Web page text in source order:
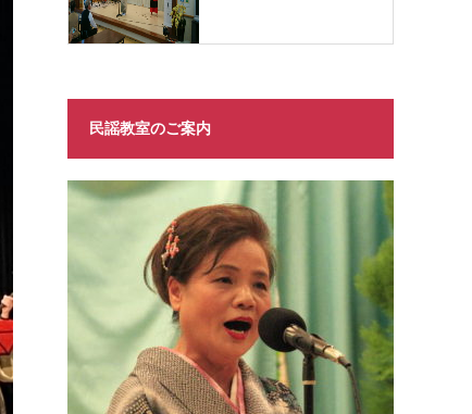
民謡教室のご案内